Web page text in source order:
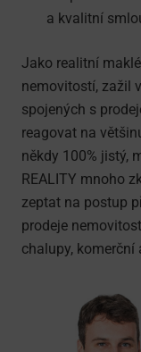
a kvalitní
Jako realitní
nemovitostí, zažil
spojených s
reagovat na
někdy 100% jistý,
REALITY mnoho
zeptat na postup
prodeje
chalupy,